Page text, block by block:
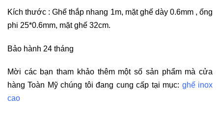
Kích thước : Ghế thắp nhang 1m, mặt ghế dày 0.6mm , ống
phi 25*0.6mm, mặt ghế 32cm.
Bảo hành 24 tháng
Mời các bạn tham khảo thêm một số sản phẩm mà cửa
hàng Toàn Mỹ chúng tôi đang cung cấp tại mục: ghế inox
cao